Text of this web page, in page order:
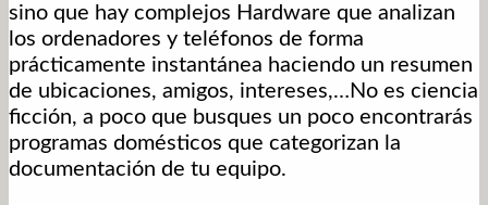
sino que hay complejos Hardware que analizan
los ordenadores y teléfonos de forma
prácticamente instantánea haciendo un resumen
de ubicaciones, amigos, intereses,…No es ciencia
ficción, a poco que busques un poco encontrarás
programas domésticos que categorizan la
documentación de tu equipo.